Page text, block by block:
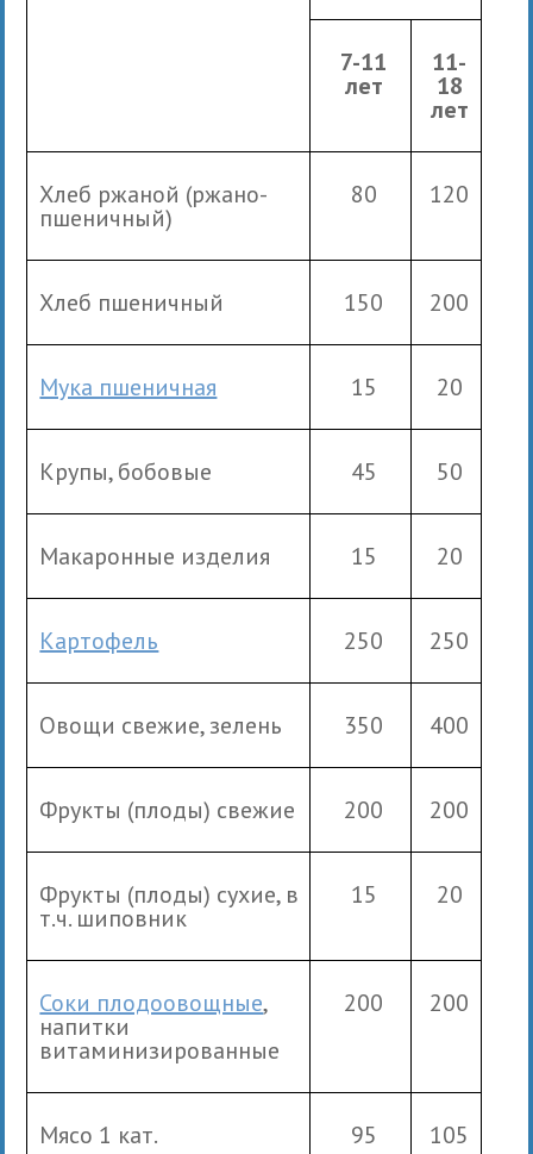
7-11
лет
11-
18
лет
Хлеб ржаной (ржано-
пшеничный)
80 120
Хлеб пшеничный 150 200
Мука пшеничная 15 20
Крупы, бобовые 45 50
Макаронные изделия 15 20
Картофель 250 250
Овощи свежие, зелень 350 400
Фрукты (плоды) свежие 200 200
Фрукты (плоды) сухие, в
т.ч. шиповник
15 20
Соки плодоовощные,
напитки
витаминизированные
200 200
Мясо 1 кат. 95 105